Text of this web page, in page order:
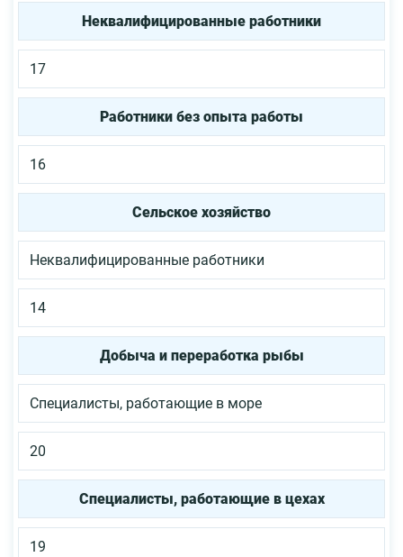
Неквалифицированные работники
17
Работники без опыта работы
16
Сельское хозяйство
Неквалифицированные работники
14
Добыча и переработка рыбы
Специалисты, работающие в море
20
Специалисты, работающие в цехах
19